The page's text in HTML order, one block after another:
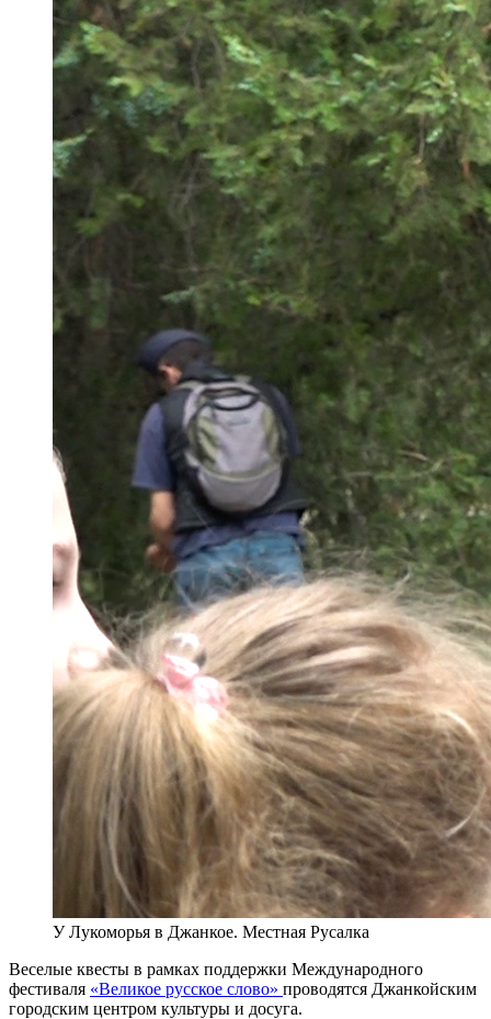
У Лукоморья в Джанкое. Местная Русалка
Веселые квесты в рамках поддержки Международного
фестиваля «Великое русское слово» проводятся Джанкойским
городским центром культуры и досуга.